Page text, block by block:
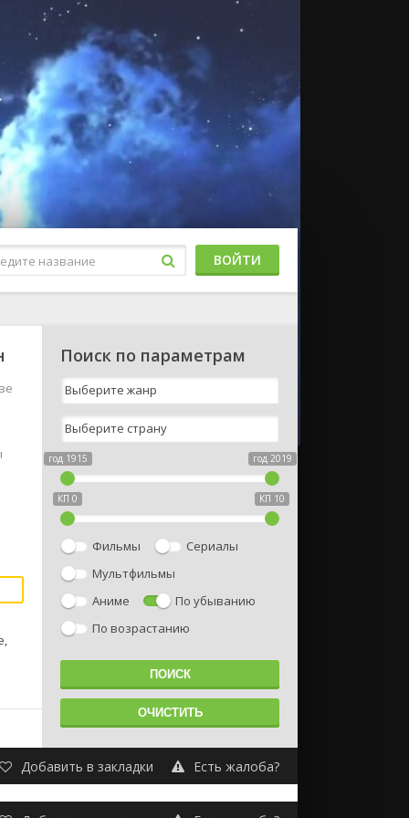
ВОЙТИ
Поиск по параметрам
год 1915 год 2019
КП 0 КП 10
Фильмы
Сериалы
Мультфильмы
Аниме
По убыванию
По возрастанию
Добавить в закладки Есть жалоба?